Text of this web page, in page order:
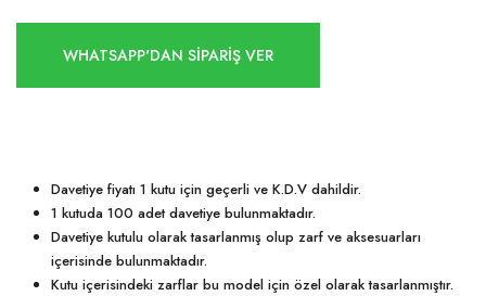
WHATSAPP'DAN SİPARİŞ VER
Davetiye fiyatı 1 kutu için geçerli ve K.D.V dahildir.
1 kutuda 100 adet davetiye bulunmaktadır.
Davetiye kutulu olarak tasarlanmış olup zarf ve aksesuarları
içerisinde bulunmaktadır.
Kutu içerisindeki zarflar bu model için özel olarak tasarlanmıştır.